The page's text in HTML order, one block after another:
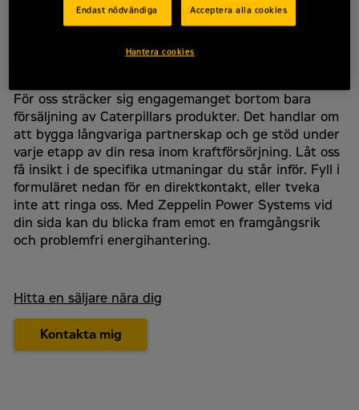
behov. Från att guida dig genom val av motorer och
optimalt genom regelbunden service och underhåll –
För oss sträcker sig engagemanget bortom bara
försäljning av Caterpillars produkter. Det handlar om
att bygga långvariga partnerskap och ge stöd under
varje etapp av din resa inom kraftförsörjning. Låt oss
få insikt i de specifika utmaningar du står inför. Fyll i
formuläret nedan för en direktkontakt, eller tveka
inte att ringa oss. Med Zeppelin Power Systems vid
din sida kan du blicka fram emot en framgångsrik
och problemfri energihantering.
Hitta en säljare nära dig
Kontakta mig
Kontakta Zeppelin Power Systems
För - och efternamn
Företag*
Välj område
Mobil reservkraft
Stationär reservkraft
Batterilösningar
Marina lösningar
Järnvägslösningar
Hälsokontroll för Cat-motorer
Endast nödvändiga Acceptera alla cookies
Hantera cookies